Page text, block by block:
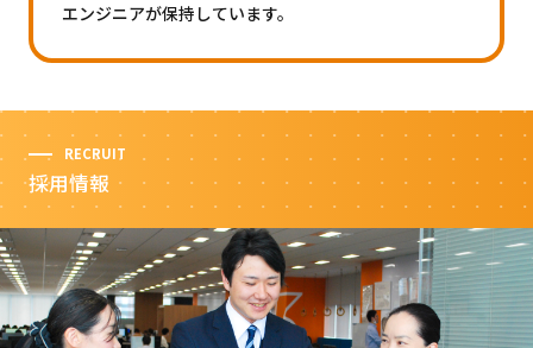
エンジニアが保持しています。
RECRUIT
採用情報